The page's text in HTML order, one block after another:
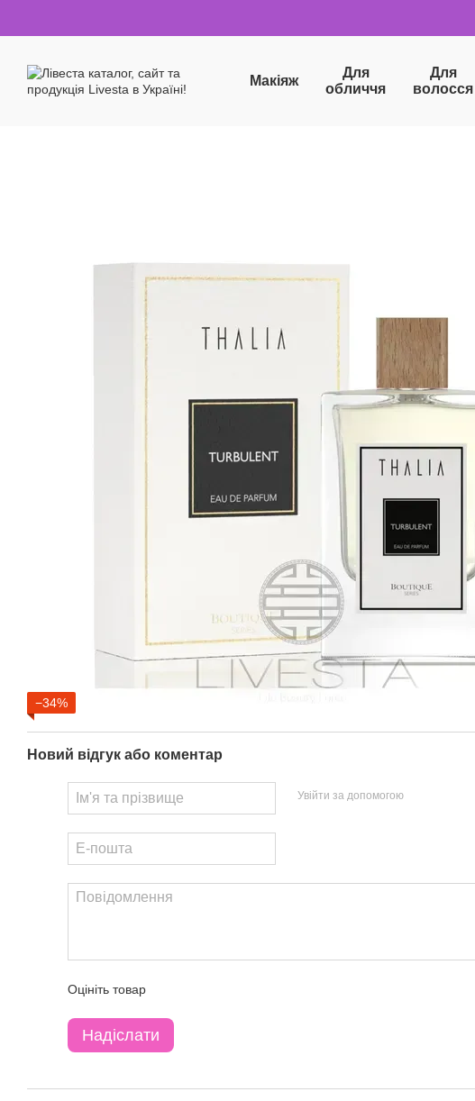
Макіяж
Для
обличчя
Для
волосся
−34%
Новий відгук або коментар
Увійти за допомогою
Оцініть товар
Надіслати